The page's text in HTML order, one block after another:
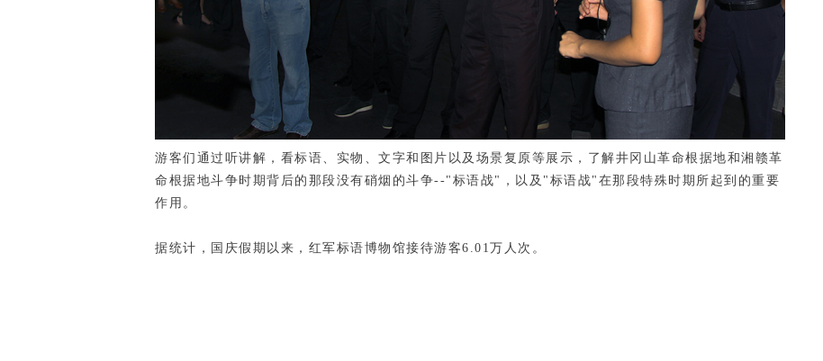
游客们通过听讲解，看标语、实物、文字和图片以及场景复原等展示，了解井冈山革命根据地和湘赣革
命根据地斗争时期背后的那段没有硝烟的斗争--"标语战"，以及"标语战"在那段特殊时期所起到的重要
作用。
据统计，国庆假期以来，红军标语博物馆接待游客6.01万人次。